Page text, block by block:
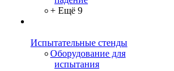
+ Ещё 9
Испытательные стенды
Оборудование для
испытания